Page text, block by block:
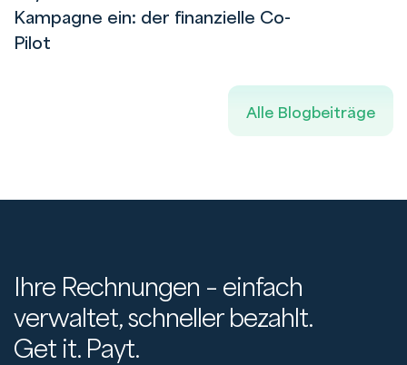
Kampagne ein: der finanzielle Co-
Pilot
Alle Blogbeiträge
Ihre Rechnungen – einfach
verwaltet, schneller bezahlt.
Get it. Payt.